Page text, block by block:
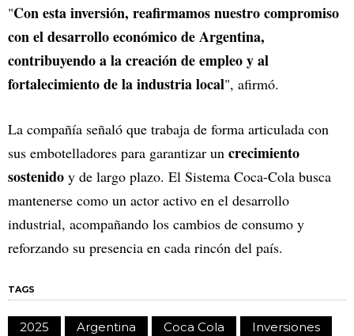
"Con esta inversión, reafirmamos nuestro compromiso
con el desarrollo económico de Argentina,
contribuyendo a la creación de empleo y al
fortalecimiento de la industria local", afirmó.
La compañía señaló que trabaja de forma articulada con
sus embotelladores para garantizar un crecimiento
sostenido y de largo plazo. El Sistema Coca-Cola busca
mantenerse como un actor activo en el desarrollo
industrial, acompañando los cambios de consumo y
reforzando su presencia en cada rincón del país.
TAGS
2025 Argentina Coca Cola Inversiones